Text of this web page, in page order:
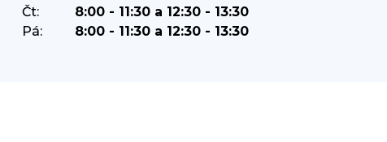
Čt:
8:00 - 11:30 a 12:30 - 13:30
Pá:
8:00 - 11:30 a 12:30 - 13:30